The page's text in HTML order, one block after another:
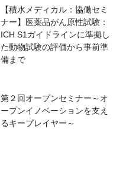
【積水メディカル：協働セミ
ナー】医薬品がん原性試験：
ICH S1ガイドラインに準拠し
た動物試験の評価から事前準
備まで
第２回オープンセミナー～オ
ープンイノベーションを支え
るキープレイヤー～